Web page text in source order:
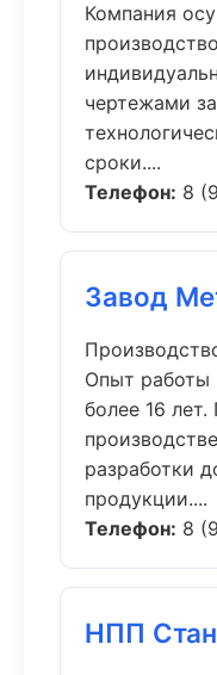
Компания
чертежами
сроки....
Телефон: 8
Завод
Опыт работы
более 16
разработки
продукции....
Телефон: 8
НПП